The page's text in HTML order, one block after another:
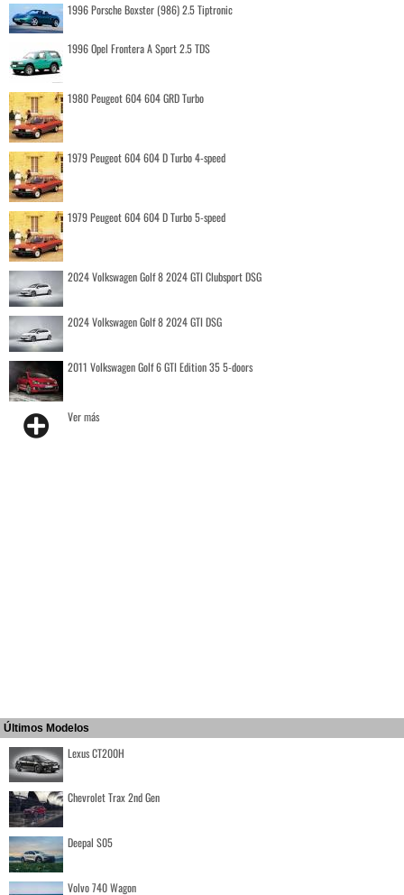
1996 Porsche Boxster (986) 2.5 Tiptronic
1996 Opel Frontera A Sport 2.5 TDS
1980 Peugeot 604 604 GRD Turbo
1979 Peugeot 604 604 D Turbo 4-speed
1979 Peugeot 604 604 D Turbo 5-speed
2024 Volkswagen Golf 8 2024 GTI Clubsport DSG
2024 Volkswagen Golf 8 2024 GTI DSG
2011 Volkswagen Golf 6 GTI Edition 35 5-doors
Ver más
Últimos Modelos
Lexus CT200H
Chevrolet Trax 2nd Gen
Deepal S05
Volvo 740 Wagon